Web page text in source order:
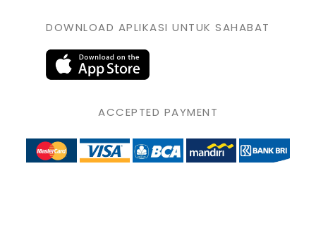
DOWNLOAD APLIKASI UNTUK SAHABAT
ACCEPTED PAYMENT